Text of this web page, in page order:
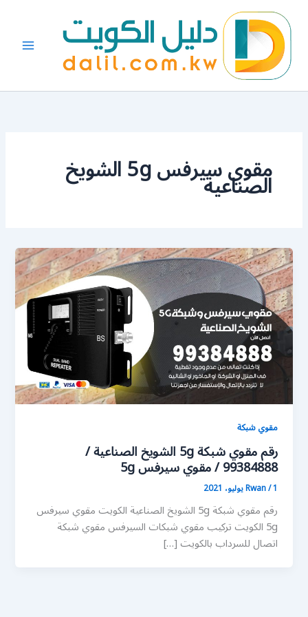
المحتوى
مقوي سيرفس 5g الشويخ الصناعية
مقوي شبكة
رقم مقوي شبكة 5g الشويخ الصناعية /
99384888 / مقوي سيرفس 5g
Rwan/1 يوليو، 2021
رقم مقوي شبكة 5g الشويخ الصناعية الكويت مقوي سيرفس
5g الكويت تركيب مقوي شبكات السيرفس مقوي شبكة
اتصال للسرداب بالكويت […]